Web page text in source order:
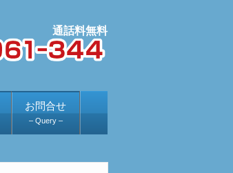
お問合せ
– Query –